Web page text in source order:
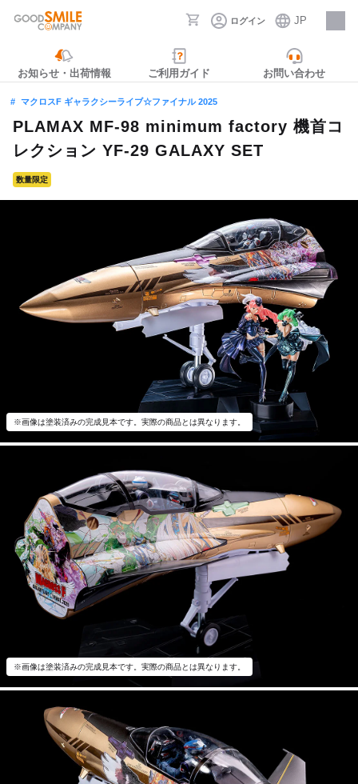
ログイン JP
採用情報
お知らせ・出荷情報 ご利用ガイド お問い合わせ
マクロスF ギャラクシーライブ☆ファイナル 2025
PLAMAX MF-98 minimum factory 機首コ
レクション YF-29 GALAXY SET
数量限定
※画像は塗装済みの完成見本です。実際の商品とは異なります。
※画像は塗装済みの完成見本です。実際の商品とは異なります。